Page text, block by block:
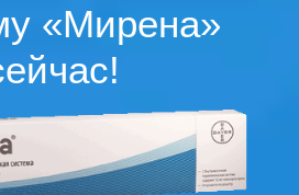
«Мирена»